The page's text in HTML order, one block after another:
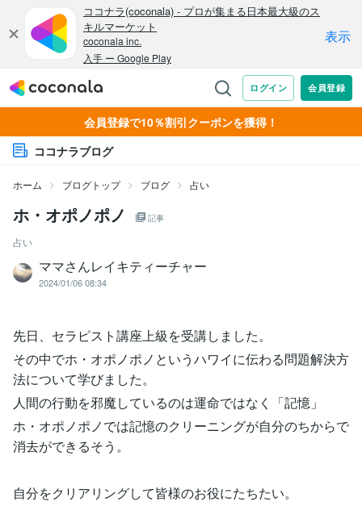
会員登録で10％割引クーポンを獲得！
ココナラブログ
ホーム ブログトップ ブログ 占い
ホ・オポノポノ 記事
占い
ママさんレイキティーチャー
2024/01/06 08:34
先日、セラピスト講座上級を受講しました。
その中でホ・オポノポノというハワイに伝わる問題解決方
法について学びました。
人間の行動を邪魔しているのは運命ではなく「記憶」
ホ・オポノポノでは記憶のクリーニングが自分のちからで
消去ができるそう。
自分をクリアリングして皆様のお役にたちたい。